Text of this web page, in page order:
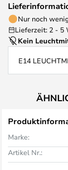
Nur noch
Lieferzeit: 2 - 5
Kein
E14
Marke:
Artikel Nr.: